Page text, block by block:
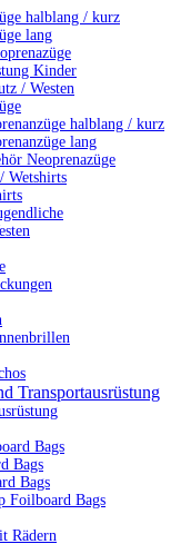
halblang / kurz
lang
Kinder
/ Westen
halblang / kurz
lang
Neoprenazüge
Wetshirts
Transportausrüstung
Bags
Bags
Bags
Foilboard Bags
Rädern